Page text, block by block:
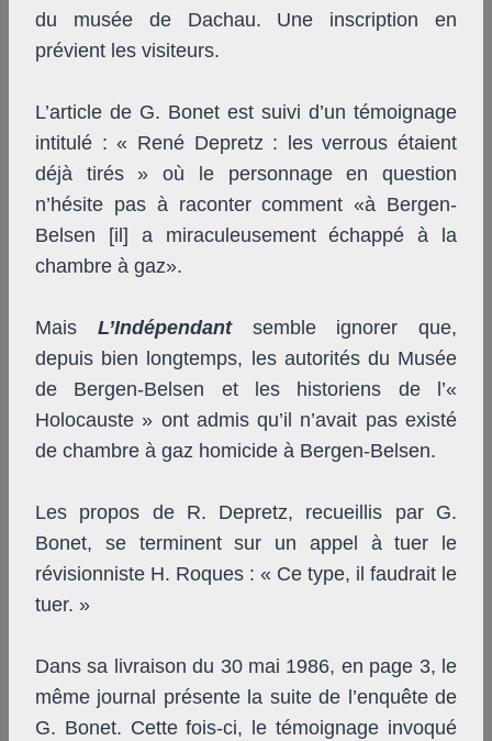
du musée de Dachau. Une inscription en
prévient les visiteurs.
L’article de G. Bonet est suivi d’un témoignage
intitulé : « René Depretz : les verrous étaient
déjà tirés » où le personnage en question
n’hésite pas à raconter comment «à Bergen-
Belsen [il] a miraculeusement échappé à la
chambre à gaz».
Mais L’Indépendantsemble ignorer que,
depuis bien longtemps, les autorités du Musée
de Bergen-Belsen et les historiens de l’«
Holocauste » ont admis qu’il n’avait pas existé
de chambre à gaz homicide à Bergen-Belsen.
Les propos de R. Depretz, recueillis par G.
Bonet, se terminent sur un appel à tuer le
révisionniste H. Roques : « Ce type, il faudrait le
tuer. »
Dans sa livraison du 30 mai 1986, en page 3, le
même journal présente la suite de l’enquête de
G. Bonet. Cette fois-ci, le témoignage invoqué